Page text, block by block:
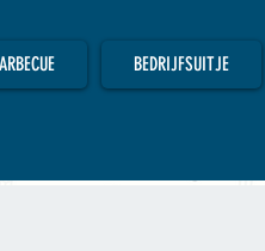
BEDRIJFSUITJE